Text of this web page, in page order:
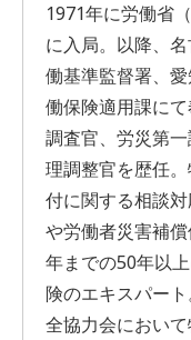
1971年に労働省
に入局。以降、
働基準監督署、
働保険適用課に
調査官、労災第
理調整官を歴任
付に関する相談
や労働者災害補
年までの50年以
険のエキスパー
全協力会におい